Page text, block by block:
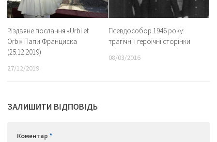
Різдвяне послання «Urbi et
Orbi» Папи Франциска
(25.12.2019)
27/12/2019
Псевдособор 1946 року:
трагічні і героїчні сторінки
08/03/2016
ЗАЛИШИТИ ВІДПОВІДЬ
Коментар *